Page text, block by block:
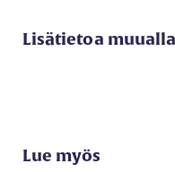
Lisätietoa
Lue myös